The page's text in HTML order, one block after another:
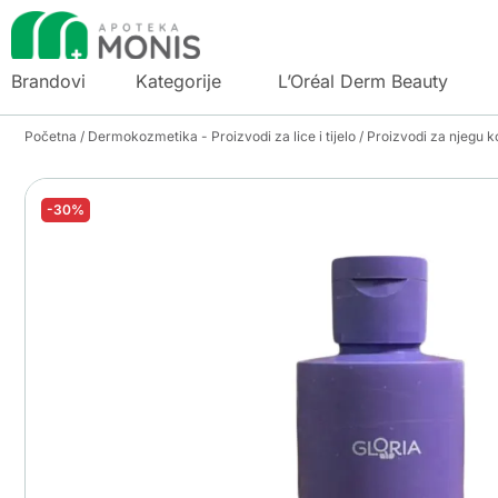
Brandovi Kategorije L’Oréal Derm Beauty
Početna / Dermokozmetika - Proizvodi za lice i tijelo / Proizvodi za njegu
-30%